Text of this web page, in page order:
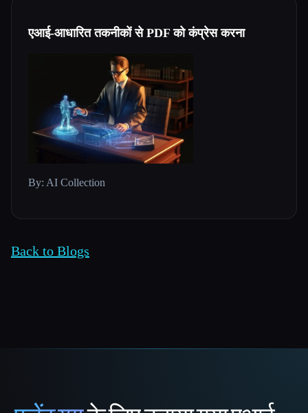
एआई-आधारित तकनीकों से PDF को कंप्रेस करना
By: AI Collection
Back to Blogs